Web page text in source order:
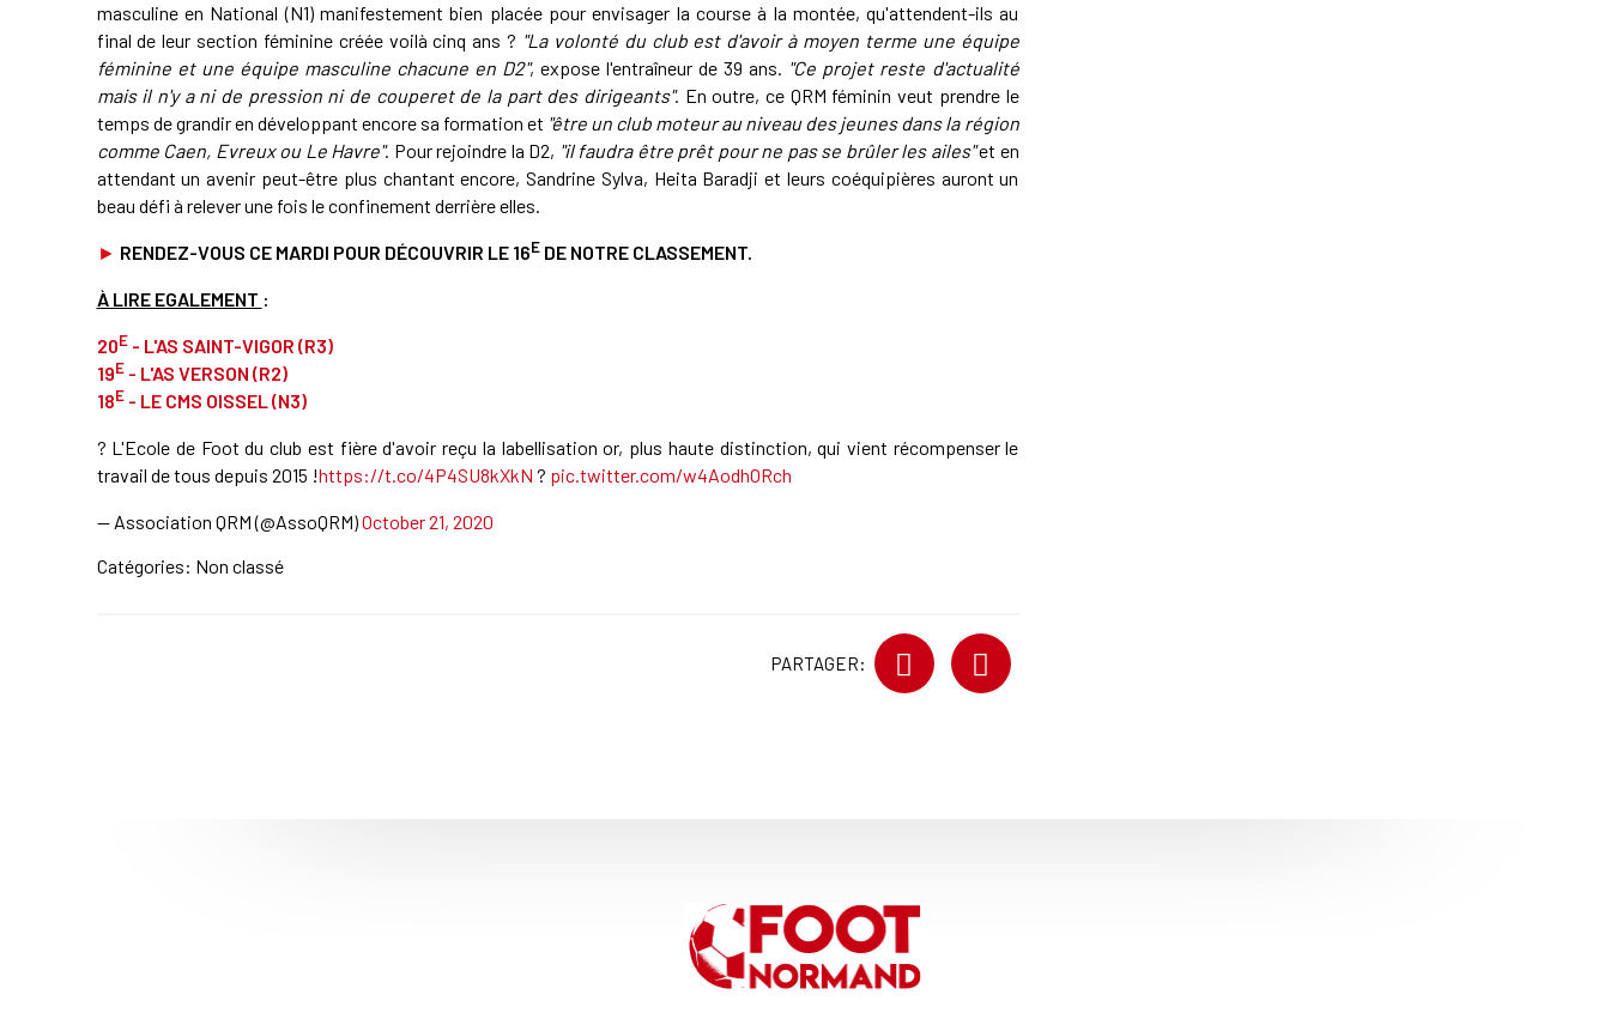
masculine en National (N1) manifestement bien placée pour envisager la course à la montée, qu'attendent-ils au
final de leur section féminine créée voilà cinq ans ? "La volonté du club est d'avoir à moyen terme une équipe
féminine et une équipe masculine chacune en D2", expose l'entraîneur de 39 ans. "Ce projet reste d'actualité
mais il n'y a ni de pression ni de couperet de la part des dirigeants". En outre, ce QRM féminin veut prendre le
temps de grandir en développant encore sa formation et "être un club moteur au niveau des jeunes dans la région
comme Caen, Evreux ou Le Havre". Pour rejoindre la D2, "il faudra être prêt pour ne pas se brûler les ailes"et en
attendant un avenir peut-être plus chantant encore, Sandrine Sylva, Heita Baradji et leurs coéquipières auront un
beau défi à relever une fois le confinement derrière elles.
► RENDEZ-VOUS CE MARDI POUR DÉCOUVRIR LE 16EDE NOTRE CLASSEMENT.
À LIRE EGALEMENT :
20E- L'AS SAINT-VIGOR (R3)
19E- L'AS VERSON (R2)
18E- LE CMS OISSEL (N3)
? L'Ecole de Foot du club est fière d'avoir reçu la labellisation or, plus haute distinction, qui vient récompenser le
travail de tous depuis 2015 !https://t.co/4P4SU8kXkN ? pic.twitter.com/w4AodhORch
— Association QRM (@AssoQRM)October 21, 2020
Catégories: Non classé
PARTAGER: